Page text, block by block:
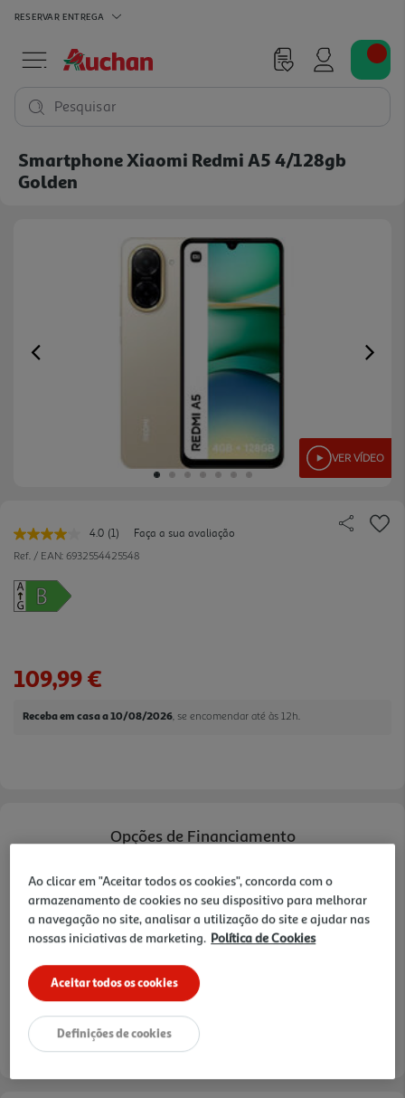
RESERVAR ENTREGA
Pesquisar
Smartphone Xiaomi Redmi A5 4/128gb
Golden
Previous
VER VÍDEO
4.0 Leu
uma
(1)
Faça a sua avaliação
Ref. / EAN: 6932554425548
109,99 €
Receba em casa a 10/08/2026 , se encomendar até às 12h.
Opções de Financiamento
TAEG: 18,4%
Pague com o seu
Cartão Oney Auchan
saiba mais >
3 meses sem juros
1º mês: Seguintes:
MTIC (Valor Total):
Ao clicar em "Aceitar todos os cookies", concorda com o
armazenamento de cookies no seu dispositivo para melhorar
a navegação no site, analisar a utilização do site e ajudar nas
nossas iniciativas de marketing. Política de Cookies
Aceitar todos os cookies
Definições de cookies